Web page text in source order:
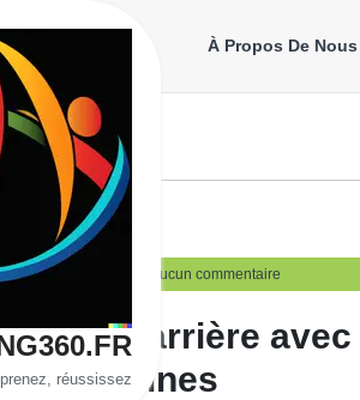
réussissez
À Propos De Nous
25 training360 training360Aucun commentaire
votre carrière
humaines